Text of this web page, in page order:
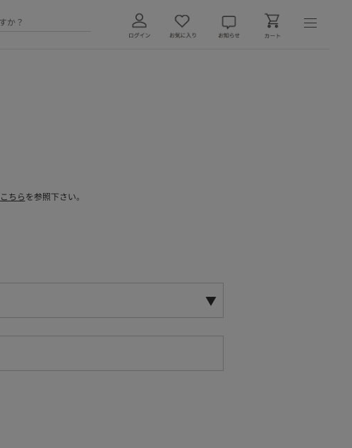
こちらを参照下さい。